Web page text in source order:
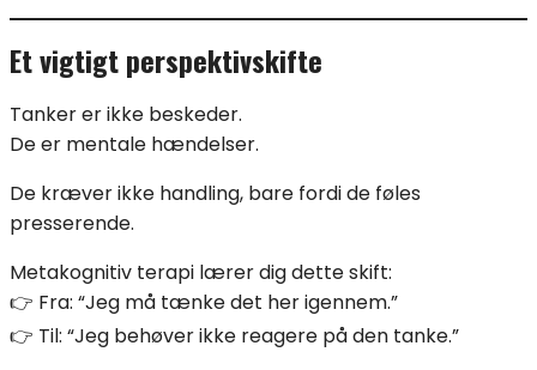
Et vigtigt perspektivskifte
Tanker er ikke beskeder.
De er mentale hændelser.
De kræver ikke handling, bare fordi de føles
presserende.
Metakognitiv terapi lærer dig dette skift:
👉 Fra: “Jeg må tænke det her igennem.”
👉 Til: “Jeg behøver ikke reagere på den tanke.”